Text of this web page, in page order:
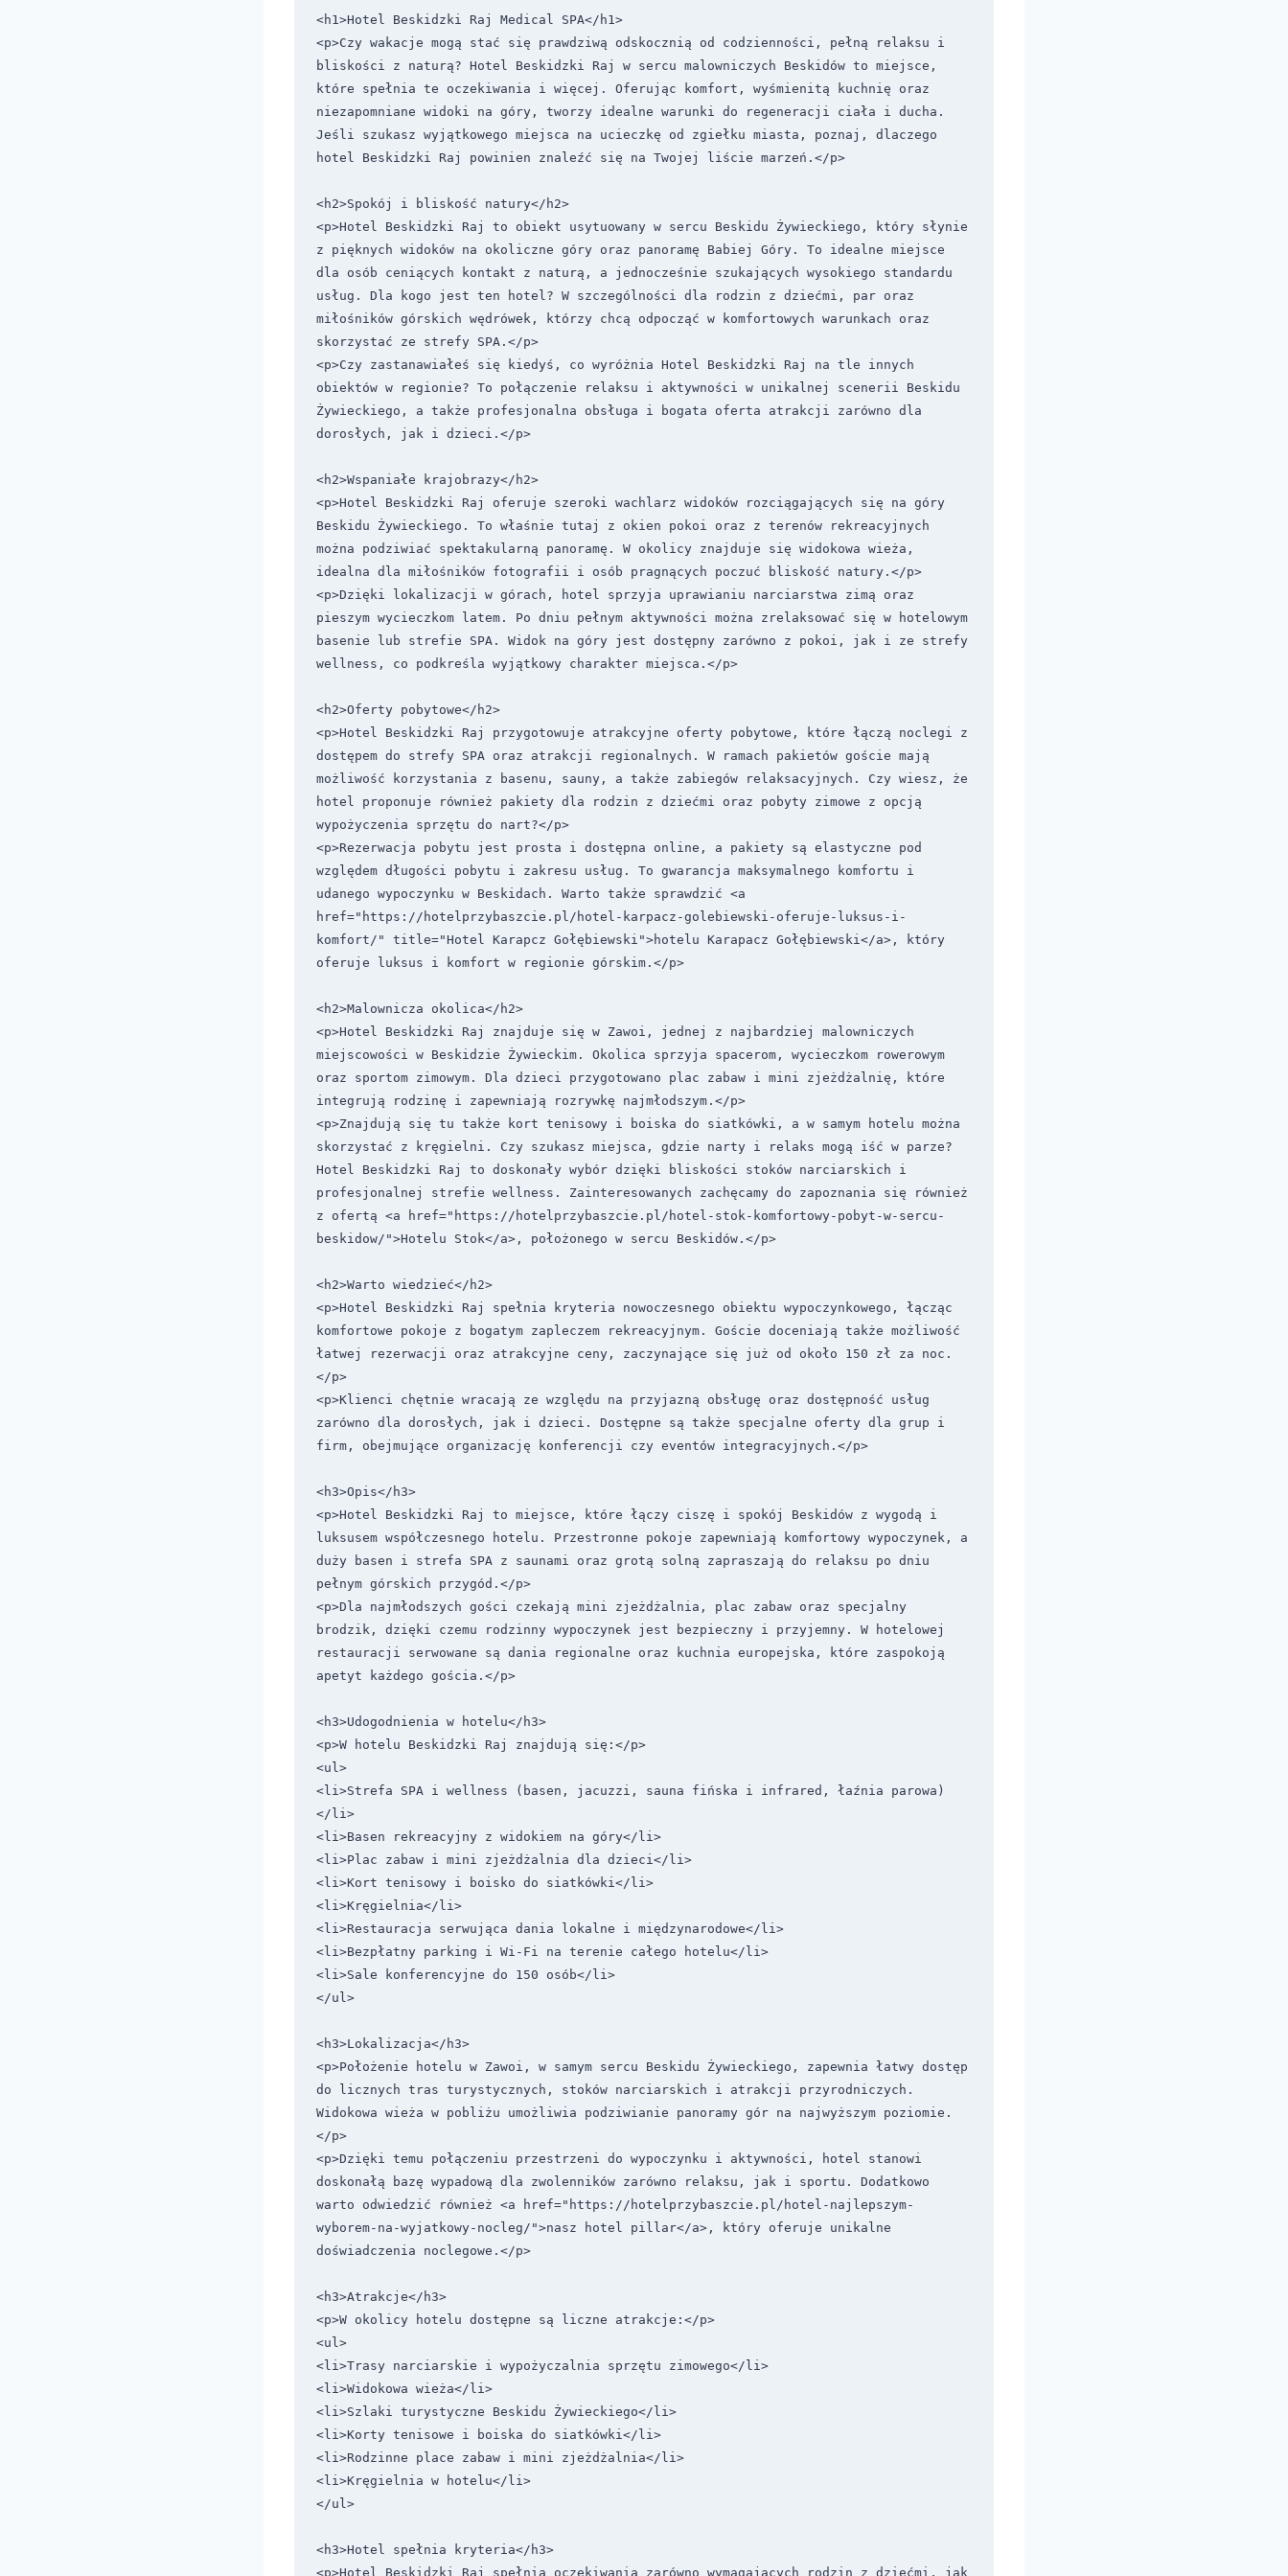
<h1>Hotel Beskidzki Raj Medical SPA</h1>
<p>Czy wakacje mogą stać się prawdziwą odskocznią od codzienności, pełną relaksu i
bliskości z naturą? Hotel Beskidzki Raj w sercu malowniczych Beskidów to miejsce,
które spełnia te oczekiwania i więcej. Oferując komfort, wyśmienitą kuchnię oraz
niezapomniane widoki na góry, tworzy idealne warunki do regeneracji ciała i ducha.
Jeśli szukasz wyjątkowego miejsca na ucieczkę od zgiełku miasta, poznaj, dlaczego
hotel Beskidzki Raj powinien znaleźć się na Twojej liście marzeń.</p>
<h2>Spokój i bliskość natury</h2>
<p>Hotel Beskidzki Raj to obiekt usytuowany w sercu Beskidu Żywieckiego, który słynie
z pięknych widoków na okoliczne góry oraz panoramę Babiej Góry. To idealne miejsce
dla osób ceniących kontakt z naturą, a jednocześnie szukających wysokiego standardu
usług. Dla kogo jest ten hotel? W szczególności dla rodzin z dziećmi, par oraz
miłośników górskich wędrówek, którzy chcą odpocząć w komfortowych warunkach oraz
skorzystać ze strefy SPA.</p>
<p>Czy zastanawiałeś się kiedyś, co wyróżnia Hotel Beskidzki Raj na tle innych
obiektów w regionie? To połączenie relaksu i aktywności w unikalnej scenerii Beskidu
Żywieckiego, a także profesjonalna obsługa i bogata oferta atrakcji zarówno dla
dorosłych, jak i dzieci.</p>
<h2>Wspaniałe krajobrazy</h2>
<p>Hotel Beskidzki Raj oferuje szeroki wachlarz widoków rozciągających się na góry
Beskidu Żywieckiego. To właśnie tutaj z okien pokoi oraz z terenów rekreacyjnych
można podziwiać spektakularną panoramę. W okolicy znajduje się widokowa wieża,
idealna dla miłośników fotografii i osób pragnących poczuć bliskość natury.</p>
<p>Dzięki lokalizacji w górach, hotel sprzyja uprawianiu narciarstwa zimą oraz
pieszym wycieczkom latem. Po dniu pełnym aktywności można zrelaksować się w hotelowym
basenie lub strefie SPA. Widok na góry jest dostępny zarówno z pokoi, jak i ze strefy
wellness, co podkreśla wyjątkowy charakter miejsca.</p>
<h2>Oferty pobytowe</h2>
<p>Hotel Beskidzki Raj przygotowuje atrakcyjne oferty pobytowe, które łączą noclegi z
dostępem do strefy SPA oraz atrakcji regionalnych. W ramach pakietów goście mają
możliwość korzystania z basenu, sauny, a także zabiegów relaksacyjnych. Czy wiesz, że
hotel proponuje również pakiety dla rodzin z dziećmi oraz pobyty zimowe z opcją
wypożyczenia sprzętu do nart?</p>
<p>Rezerwacja pobytu jest prosta i dostępna online, a pakiety są elastyczne pod
względem długości pobytu i zakresu usług. To gwarancja maksymalnego komfortu i
udanego wypoczynku w Beskidach. Warto także sprawdzić <a
href="https://hotelprzybaszcie.pl/hotel-karpacz-golebiewski-oferuje-luksus-i-
komfort/" title="Hotel Karapcz Gołębiewski">hotelu Karapacz Gołębiewski</a>, który
oferuje luksus i komfort w regionie górskim.</p>
<h2>Malownicza okolica</h2>
<p>Hotel Beskidzki Raj znajduje się w Zawoi, jednej z najbardziej malowniczych
miejscowości w Beskidzie Żywieckim. Okolica sprzyja spacerom, wycieczkom rowerowym
oraz sportom zimowym. Dla dzieci przygotowano plac zabaw i mini zjeżdżalnię, które
integrują rodzinę i zapewniają rozrywkę najmłodszym.</p>
<p>Znajdują się tu także kort tenisowy i boiska do siatkówki, a w samym hotelu można
skorzystać z kręgielni. Czy szukasz miejsca, gdzie narty i relaks mogą iść w parze?
Hotel Beskidzki Raj to doskonały wybór dzięki bliskości stoków narciarskich i
profesjonalnej strefie wellness. Zainteresowanych zachęcamy do zapoznania się również
z ofertą <a href="https://hotelprzybaszcie.pl/hotel-stok-komfortowy-pobyt-w-sercu-
beskidow/">Hotelu Stok</a>, położonego w sercu Beskidów.</p>
<h2>Warto wiedzieć</h2>
<p>Hotel Beskidzki Raj spełnia kryteria nowoczesnego obiektu wypoczynkowego, łącząc
komfortowe pokoje z bogatym zapleczem rekreacyjnym. Goście doceniają także możliwość
łatwej rezerwacji oraz atrakcyjne ceny, zaczynające się już od około 150 zł za noc.
</p>
<p>Klienci chętnie wracają ze względu na przyjazną obsługę oraz dostępność usług
zarówno dla dorosłych, jak i dzieci. Dostępne są także specjalne oferty dla grup i
firm, obejmujące organizację konferencji czy eventów integracyjnych.</p>
<h3>Opis</h3>
<p>Hotel Beskidzki Raj to miejsce, które łączy ciszę i spokój Beskidów z wygodą i
luksusem współczesnego hotelu. Przestronne pokoje zapewniają komfortowy wypoczynek, a
duży basen i strefa SPA z saunami oraz grotą solną zapraszają do relaksu po dniu
pełnym górskich przygód.</p>
<p>Dla najmłodszych gości czekają mini zjeżdżalnia, plac zabaw oraz specjalny
brodzik, dzięki czemu rodzinny wypoczynek jest bezpieczny i przyjemny. W hotelowej
restauracji serwowane są dania regionalne oraz kuchnia europejska, które zaspokoją
apetyt każdego gościa.</p>
<h3>Udogodnienia w hotelu</h3>
<p>W hotelu Beskidzki Raj znajdują się:</p>
<ul>
<li>Strefa SPA i wellness (basen, jacuzzi, sauna fińska i infrared, łaźnia parowa)
</li>
<li>Basen rekreacyjny z widokiem na góry</li>
<li>Plac zabaw i mini zjeżdżalnia dla dzieci</li>
<li>Kort tenisowy i boisko do siatkówki</li>
<li>Kręgielnia</li>
<li>Restauracja serwująca dania lokalne i międzynarodowe</li>
<li>Bezpłatny parking i Wi-Fi na terenie całego hotelu</li>
<li>Sale konferencyjne do 150 osób</li>
</ul>
<h3>Lokalizacja</h3>
<p>Położenie hotelu w Zawoi, w samym sercu Beskidu Żywieckiego, zapewnia łatwy dostęp
do licznych tras turystycznych, stoków narciarskich i atrakcji przyrodniczych.
Widokowa wieża w pobliżu umożliwia podziwianie panoramy gór na najwyższym poziomie.
</p>
<p>Dzięki temu połączeniu przestrzeni do wypoczynku i aktywności, hotel stanowi
doskonałą bazę wypadową dla zwolenników zarówno relaksu, jak i sportu. Dodatkowo
warto odwiedzić również <a href="https://hotelprzybaszcie.pl/hotel-najlepszym-
wyborem-na-wyjatkowy-nocleg/">nasz hotel pillar</a>, który oferuje unikalne
doświadczenia noclegowe.</p>
<h3>Atrakcje</h3>
<p>W okolicy hotelu dostępne są liczne atrakcje:</p>
<ul>
<li>Trasy narciarskie i wypożyczalnia sprzętu zimowego</li>
<li>Widokowa wieża</li>
<li>Szlaki turystyczne Beskidu Żywieckiego</li>
<li>Korty tenisowe i boiska do siatkówki</li>
<li>Rodzinne place zabaw i mini zjeżdżalnia</li>
<li>Kręgielnia w hotelu</li>
</ul>
<h3>Hotel spełnia kryteria</h3>
<p>Hotel Beskidzki Raj spełnia oczekiwania zarówno wymagających rodzin z dziećmi, jak